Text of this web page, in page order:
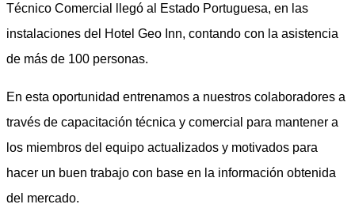
Técnico Comercial llegó al Estado Portuguesa, en las
instalaciones del Hotel Geo Inn, contando con la asistencia
de más de 100 personas.
En esta oportunidad entrenamos a nuestros colaboradores a
través de capacitación técnica y comercial para mantener a
los miembros del equipo actualizados y motivados para
hacer un buen trabajo con base en la información obtenida
del mercado.